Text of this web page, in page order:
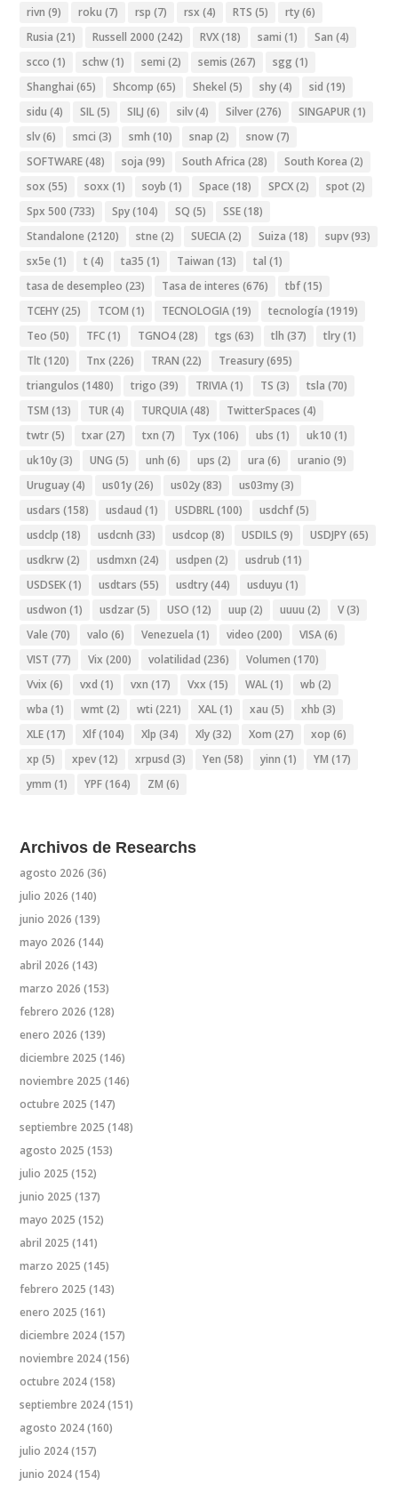
rivn (9) roku (7) rsp (7) rsx (4) RTS (5) rty(6)
Rusia (21) Russell 2000 (242) RVX(18) sami (1) San (4)
scco (1) schw(1) semi (2) semis (267) sgg (1)
Shanghai (65) Shcomp (65) Shekel (5) shy(4) sid (19)
sidu (4) SIL(5) SILJ (6) silv(4) Silver(276) SINGAPUR(1)
slv(6) smci (3) smh (10) snap (2) snow(7)
SOFTWARE(48) soja (99) South Africa (28) South Korea (2)
sox (55) soxx (1) soyb (1) Space (18) SPCX(2) spot (2)
Spx 500 (733) Spy(104) SQ (5) SSE(18)
Standalone (2120) stne (2) SUECIA(2) Suiza (18) supv(93)
sx5e (1) t (4) ta35 (1) Taiwan (13) tal (1)
tasa de desempleo (23) Tasa de interes (676) tbf(15)
TCEHY(25) TCOM (1) TECNOLOGIA(19) tecnología (1919)
Teo (50) TFC(1) TGNO4(28) tgs (63) tlh (37) tlry(1)
Tlt (120) Tnx (226) TRAN (22) Treasury(695)
triangulos (1480) trigo (39) TRIVIA(1) TS (3) tsla (70)
TSM (13) TUR(4) TURQUIA(48) TwitterSpaces (4)
twtr(5) txar(27) txn (7) Tyx (106) ubs (1) uk10 (1)
uk10y(3) UNG (5) unh (6) ups (2) ura (6) uranio (9)
Uruguay(4) us01y(26) us02y(83) us03my(3)
usdars (158) usdaud (1) USDBRL(100) usdchf(5)
usdclp (18) usdcnh (33) usdcop (8) USDILS (9) USDJPY(65)
usdkrw(2) usdmxn (24) usdpen (2) usdrub (11)
USDSEK(1) usdtars (55) usdtry(44) usduyu (1)
usdwon (1) usdzar(5) USO (12) uup (2) uuuu (2) V(3)
Vale (70) valo (6) Venezuela (1) video (200) VISA(6)
VIST (77) Vix (200) volatilidad (236) Volumen (170)
Vvix (6) vxd (1) vxn (17) Vxx (15) WAL(1) wb (2)
wba (1) wmt (2) wti (221) XAL(1) xau (5) xhb (3)
XLE(17) Xlf(104) Xlp (34) Xly(32) Xom (27) xop (6)
xp (5) xpev(12) xrpusd (3) Yen (58) yinn (1) YM (17)
ymm (1) YPF(164) ZM (6)
Archivos de Researchs
agosto 2026 (36)
julio 2026 (140)
junio 2026 (139)
mayo 2026 (144)
abril 2026 (143)
marzo 2026 (153)
febrero 2026 (128)
enero 2026 (139)
diciembre 2025 (146)
noviembre 2025 (146)
octubre 2025 (147)
septiembre 2025 (148)
agosto 2025 (153)
julio 2025 (152)
junio 2025 (137)
mayo 2025 (152)
abril 2025 (141)
marzo 2025 (145)
febrero 2025 (143)
enero 2025 (161)
diciembre 2024(157)
noviembre 2024(156)
octubre 2024(158)
septiembre 2024(151)
agosto 2024(160)
julio 2024(157)
junio 2024(154)